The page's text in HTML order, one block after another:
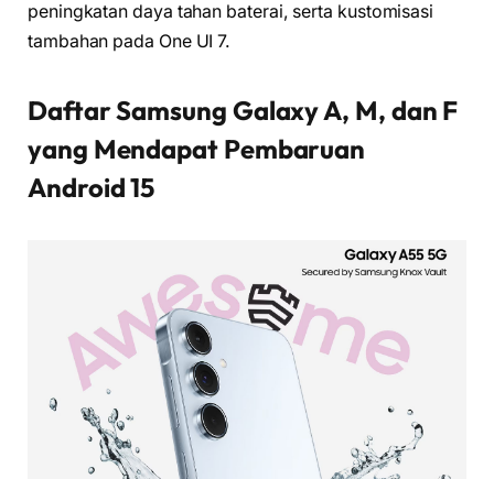
peningkatan daya tahan baterai, serta kustomisasi
tambahan pada One UI 7.
Daftar Samsung Galaxy A, M, dan F
yang Mendapat Pembaruan
Android 15